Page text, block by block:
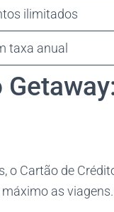
ilimitados
taxa anual
o Cartão de
as